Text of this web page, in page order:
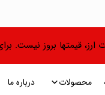
ارز، قیمتها بروز نیست.
محصولات درباره ما